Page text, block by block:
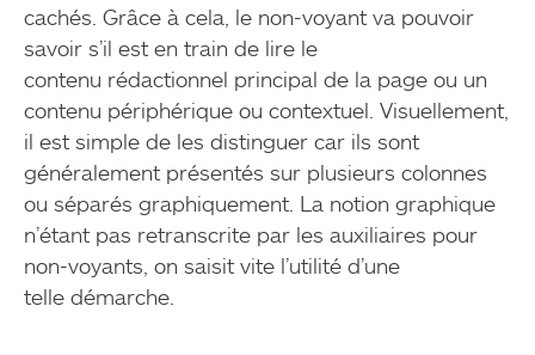
cachés. Grâce à cela, le non-voyant va pouvoir
savoir s’il est en train de lire le
contenu rédactionnel principal de la page ou un
contenu périphérique ou contextuel. Visuellement,
il est simple de les distinguer car ils sont
généralement présentés sur plusieurs colonnes
ou séparés graphiquement. La notion graphique
n’étant pas retranscrite par les auxiliaires pour
non-voyants, on saisit vite l’utilité d’une
telle démarche.